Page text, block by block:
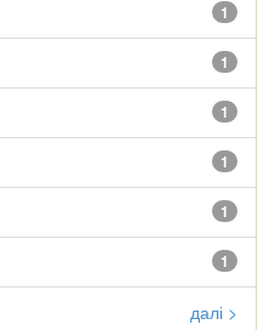
1
1
1
1
1
1
далі >